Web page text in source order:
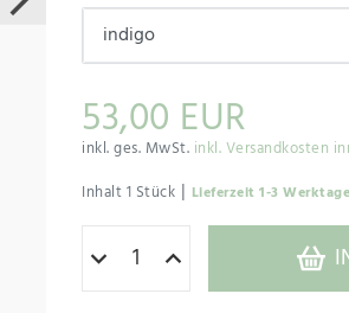
53,00 EUR
inkl. ges. MwSt. inkl. Versandkosten
Inhalt1 Stück | Lieferzeit 1-3 Werktage